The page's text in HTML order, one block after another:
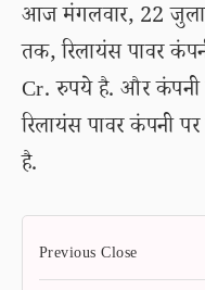
आज मंगलवार, 22
तक, रिलायंस पावर
Cr. रुपये है. और कंपनी
रिलायंस पावर कंपनी
है.
Previous Close